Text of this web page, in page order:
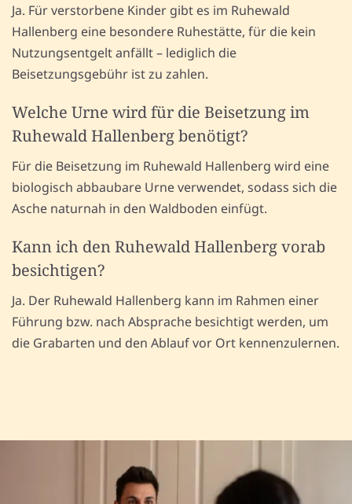
Ja. Für verstorbene Kinder gibt es im Ruhewald
Hallenberg eine besondere Ruhestätte, für die kein
Nutzungsentgelt anfällt – lediglich die
Beisetzungsgebühr ist zu zahlen.
Welche Urne wird für die Beisetzung im
Ruhewald Hallenberg benötigt?
Für die Beisetzung im Ruhewald Hallenberg wird eine
biologisch abbaubare Urne verwendet, sodass sich die
Asche naturnah in den Waldboden einfügt.
Kann ich den Ruhewald Hallenberg vorab
besichtigen?
Ja. Der Ruhewald Hallenberg kann im Rahmen einer
Führung bzw. nach Absprache besichtigt werden, um
die Grabarten und den Ablauf vor Ort kennenzulernen.